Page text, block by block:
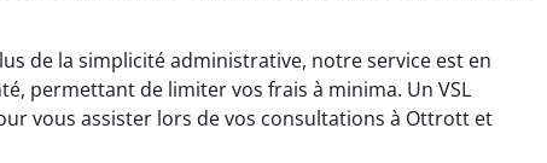
de la simplicité administrative, notre service est en
permettant de limiter vos frais à minima. Un VSL
vous assister lors de vos consultations à Ottrott et